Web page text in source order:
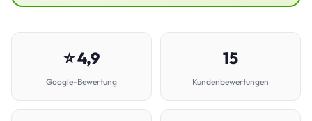
⭐ 4,9
Google-Bewertung
15
Kundenbewertungen